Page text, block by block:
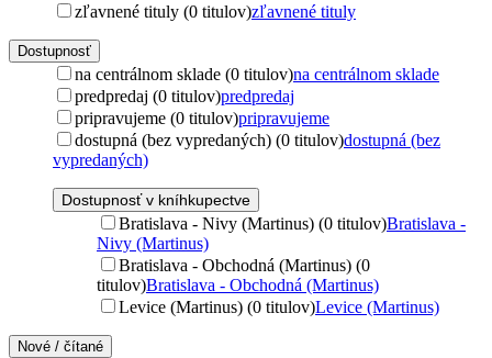
zľavnené tituly (0 titulov)zľavnené tituly
Dostupnosť
na centrálnom sklade (0 titulov)na centrálnom sklade
predpredaj (0 titulov)predpredaj
pripravujeme (0 titulov)pripravujeme
dostupná (bez vypredaných) (0 titulov)dostupná (bez
vypredaných)
Dostupnosť v kníhkupectve
Bratislava - Nivy (Martinus) (0 titulov)Bratislava -
Nivy (Martinus)
Bratislava - Obchodná (Martinus) (0
titulov)Bratislava - Obchodná (Martinus)
Levice (Martinus) (0 titulov)Levice (Martinus)
Nové / čítané